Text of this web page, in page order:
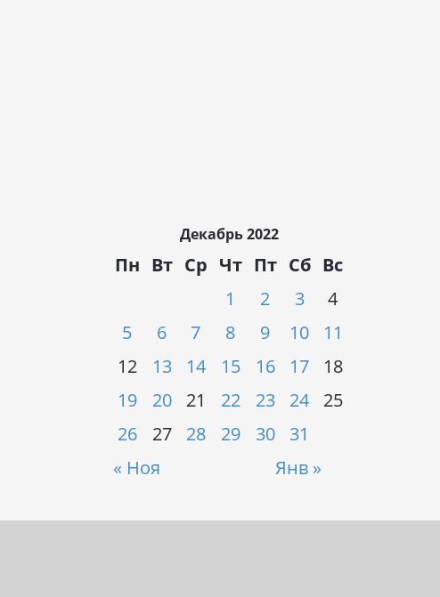
Декабрь 2022
Пн Вт Ср Чт Пт Сб Вс
« Ноя Янв »
1 2 3
4
5
6 7 8 9 10
11
12
13 14 15 16 17
18
19
20 21 22 23 24
25
26
27 28 29 30 31